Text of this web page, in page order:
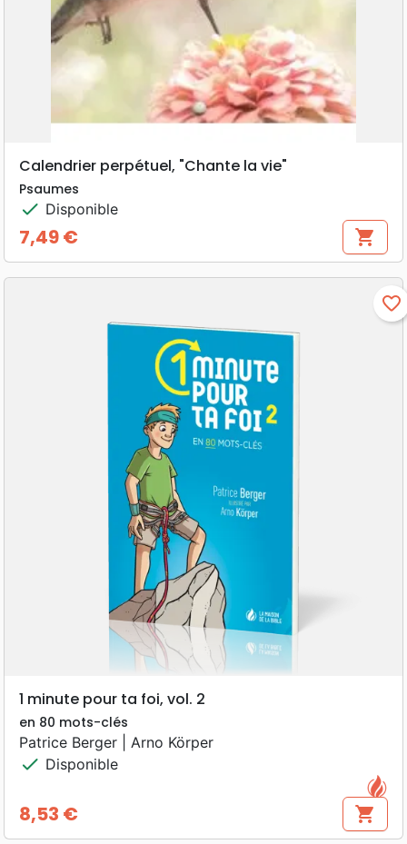
Calendrier perpétuel, "Chante la vie"
Psaumes
check Disponible
Prix
7,49 € shopping_cart
favorite_border
1 minute pour ta foi, vol. 2
en 80 mots-clés
Patrice Berger | Arno Körper
check Disponible
Prix
8,53 € shopping_cart